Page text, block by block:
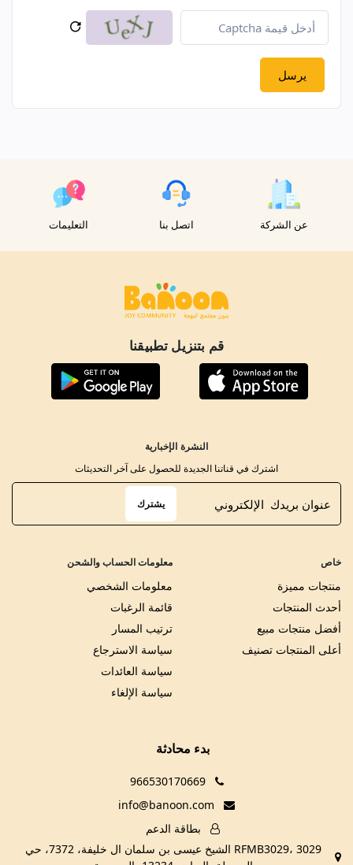
يرسل
عن الشركة اتصل بنا التعليمات
قم بتنزيل تطبيقنا
خاص
منتجات مميزة
أحدث المنتجات
أفضل منتجات مبيع
أعلى المنتجات تصنيف
معلومات الحساب والشحن
معلومات الشخصي
قائمة الرغبات
ترتيب المسار
سياسة الاسترجاع
سياسة العائدات
سياسة الإلغاء
النشرة الإخبارية
اشترك في قناتنا الجديدة للحصول على آخر التحديثات
يشترك
بدء محادثة
966530170669
بطاقة الدعم
RFMB3029، 3029 الشيخ عيسى بن سلمان ال خليفة، 7372، حي